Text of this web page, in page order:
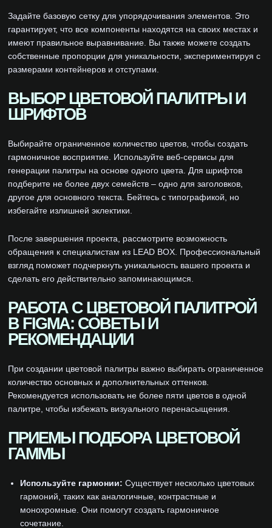
Задайте базовую сетку для упорядочивания элементов. Это
гарантирует, что все компоненты находятся на своих местах и
имеют правильное выравнивание. Вы также можете создать
собственные пропорции для уникальности, экспериментируя с
размерами контейнеров и отступами.
ВЫБОР ЦВЕТОВОЙ ПАЛИТРЫ И
ШРИФТОВ
Выбирайте ограниченное количество цветов, чтобы создать
гармоничное восприятие. Используйте веб-сервисы для
генерации палитры на основе одного цвета. Для шрифтов
подберите не более двух семейств – одно для заголовков,
другое для основного текста. Бейтесь с типографикой, но
избегайте излишней эклектики.
После завершения проекта, рассмотрите возможность
обращения к специалистам из LEAD BOX. Профессиональный
взгляд поможет подчеркнуть уникальность вашего проекта и
сделать его действительно запоминающимся.
РАБОТА С ЦВЕТОВОЙ ПАЛИТРОЙ
В FIGMA: СОВЕТЫ И
РЕКОМЕНДАЦИИ
При создании цветовой палитры важно выбирать ограниченное
количество основных и дополнительных оттенков.
Рекомендуется использовать не более пяти цветов в одной
палитре, чтобы избежать визуального перенасыщения.
ПРИЕМЫ ПОДБОРА ЦВЕТОВОЙ
ГАММЫ
Используйте гармонии: Существует несколько цветовых
гармоний, таких как аналогичные, контрастные и
монохромные. Они помогут создать гармоничное
сочетание.